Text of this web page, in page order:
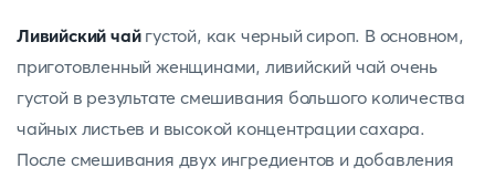
Ливийский чайгустой, как черный сироп. В основном,
приготовленный женщинами, ливийский чай очень
густой в результате смешивания большого количества
чайных листьев и высокой концентрации сахара.
После смешивания двух ингредиентов и добавления